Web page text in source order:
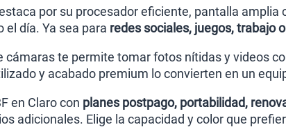
por su procesador eficiente, pantalla
día. Ya sea para redes sociales, juegos, trabajo
cámaras te permite tomar fotos nítidas y videos
y acabado premium lo convierten en un
en Claro con planes postpago, portabilidad,
adicionales. Elige la capacidad y color que